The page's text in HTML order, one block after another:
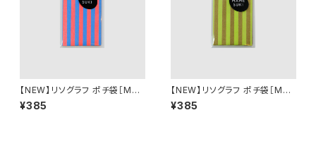
【NEW】リソグラフ ポチ袋［MA
MESUKI Basis ストライプ］ N
eonOrange × Light Blue
¥385
【NEW】リソグラフ ポチ袋［MA
MESUKI Basis ストライプ］ O
chre × Light Green
¥385